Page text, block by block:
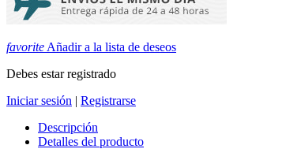
favorite Añadir a la lista de deseos
Debes estar registrado
Iniciar sesión | Registrarse
Descripción
Detalles del producto